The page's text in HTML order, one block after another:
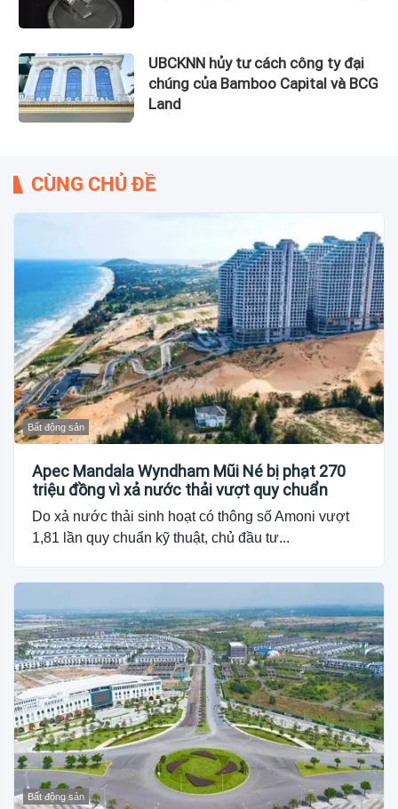
UBCKNN hủy tư cách công ty đại
chúng của Bamboo Capital và BCG
Land
CÙNG CHỦ ĐỀ
Bất động sản
Apec Mandala Wyndham Mũi Né bị phạt 270
triệu đồng vì xả nước thải vượt quy chuẩn
Do xả nước thải sinh hoạt có thông số Amoni vượt
1,81 lần quy chuẩn kỹ thuật, chủ đầu tư...
Bất động sản